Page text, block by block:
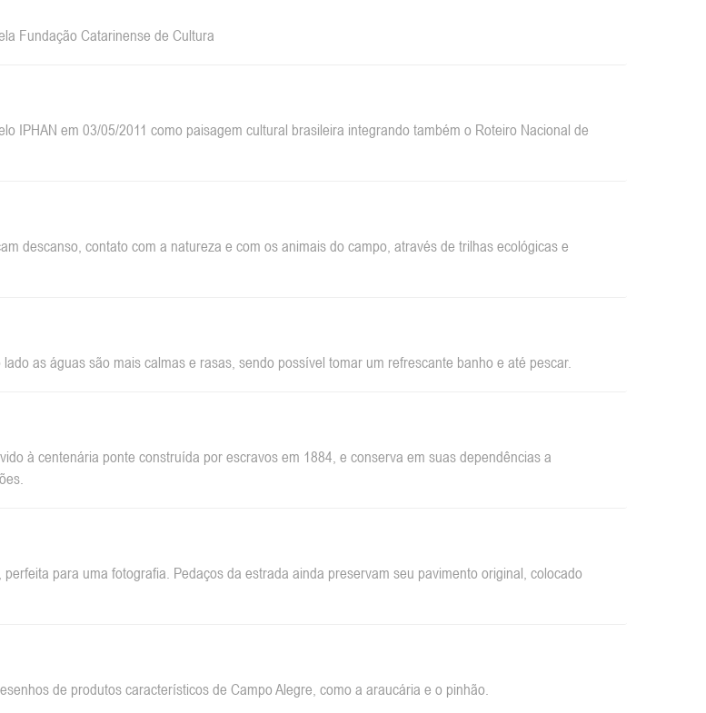
Fundação Catarinense de Cultura
IPHAN em 03/05/2011 como paisagem cultural brasileira integrando também o Roteiro Nacional de
descanso, contato com a natureza e com os animais do campo, através de trilhas ecológicas e
as águas são mais calmas e rasas, sendo possível tomar um refrescante banho e até pescar.
à centenária ponte construída por escravos em 1884, e conserva em suas dependências a
perfeita para uma fotografia. Pedaços da estrada ainda preservam seu pavimento original, colocado
de produtos característicos de Campo Alegre, como a araucária e o pinhão.